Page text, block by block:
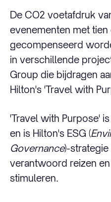
De CO2 voetafdruk
evenementen met
gecompenseerd
in verschillende
Group die bijdragen
Hilton's 'Travel with
'Travel with Purpose'
en is Hilton's ESG (
Governance)-
verantwoord reizen
stimuleren.